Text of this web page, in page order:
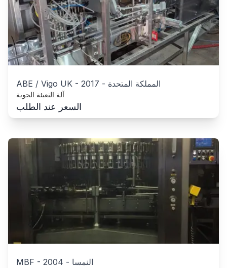
ABE / Vigo UK - 2017 - المملكة المتحدة
آلة التعبئة الجوية
السعر عند الطلب
MBF - 2004 - النمسا